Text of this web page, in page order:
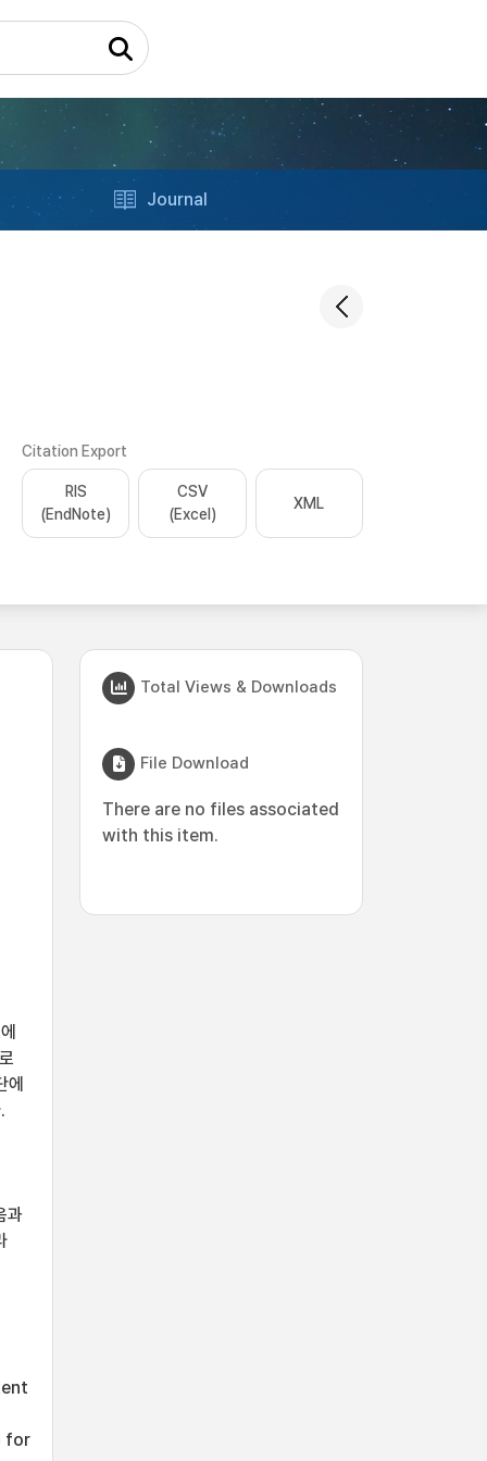
Journal
Citation Export
RIS
(EndNote)
CSV
(Excel)
XML
에
과
for
Total Views & Downloads
File Download
There are no files associated
with this item.